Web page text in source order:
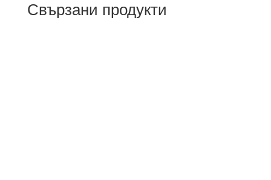
Свързани продукти